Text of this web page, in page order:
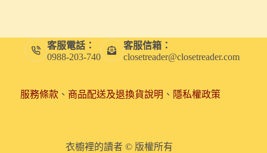
客服電話：
0988-203-740
客服信箱：
closetreader@closetreader.com
服務條款、 商品配送及退換貨說明 、 隱私權政策
衣櫥裡的讀者 © 版權所有